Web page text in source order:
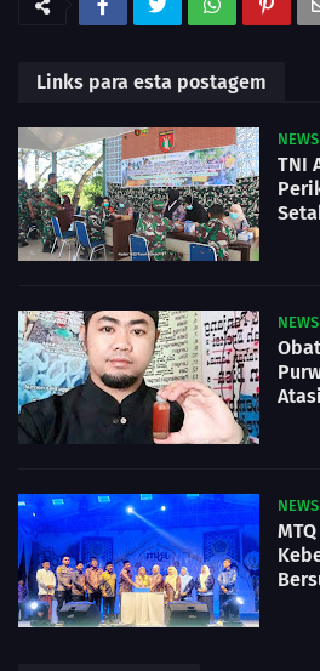
Links para esta postagem
NEWS
TNI
NEWS
NEWS